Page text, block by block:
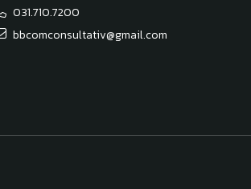
031.710.7200
bbcomconsultativ@gmail.com